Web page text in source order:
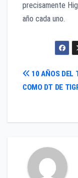
precisamente
año cada uno.
entradas
10 AÑOS DEL
COMO DT DE